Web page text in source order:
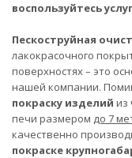
воспользуйтесь
Пескоструйная
лакокрасочного
поверхностях – это
нашей компании.
покраску изделий из
печи размером до 7
качественно
покраске